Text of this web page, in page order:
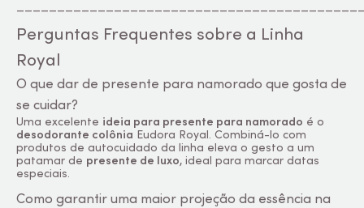
Perguntas Frequentes sobre a Linha
Royal
O que dar de presente para namorado que gosta de
se cuidar?
Uma excelente ideia para presente para namorado é o
desodorante colônia Eudora Royal. Combiná-lo com
produtos de autocuidado da linha eleva o gesto a um
patamar de presente de luxo, ideal para marcar datas
especiais.
Como garantir uma maior projeção da essência na